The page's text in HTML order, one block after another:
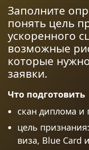
Заполните
понять цель
ускоренного
возможные
которые
заявки.
Что подготовить
скан диплома и
цель
виза, Blue Card